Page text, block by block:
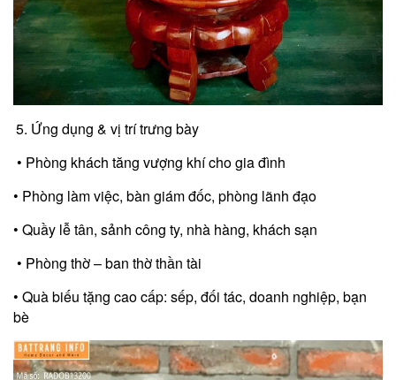
Ứng dụng & vị trí trưng bày
• Phòng khách tăng vượng khí cho gia đình
• Phòng làm việc, bàn giám đốc, phòng lãnh đạo
• Quầy lễ tân, sảnh công ty, nhà hàng, khách sạn
• Phòng thờ – ban thờ thần tài
• Quà biếu tặng cao cấp: sếp, đối tác, doanh nghiệp, bạn
bè